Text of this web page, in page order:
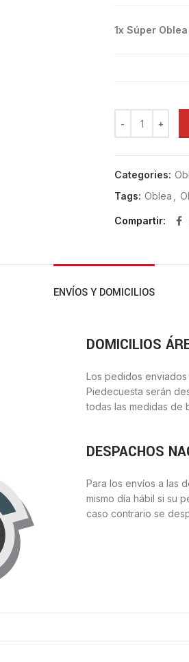
1x Súper
Categories:
Tags: Oblea
Compartir
ENVÍOS Y DOMICILIOS
DOMICILIOS
Los pedidos enviados
Piedecuesta serán
todas las medidas de
DESPACHOS
Para los envíos a las
mismo día hábil si su
caso contrario se